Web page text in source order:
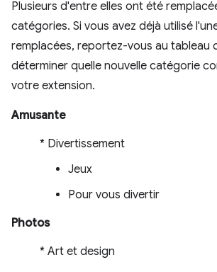
Plusieurs d'entre elles ont été
catégories. Si vous avez déjà utilisé
remplacées, reportez-vous au tableau
déterminer quelle nouvelle catégorie
votre extension.
Amusante
* Divertissement
Jeux
Pour vous divertir
Photos
* Art et design